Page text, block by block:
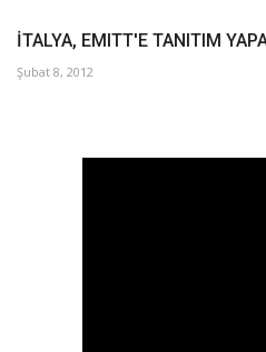
İTALYA, EMITT'E TANITIM
Şubat 8, 2012